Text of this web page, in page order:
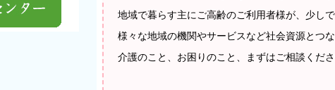
地域で暮らす主にご高齢のご利用者様が、少し
様々な地域の機関やサービスなど社会資源とつ
介護のこと、お困りのこと、まずはご相談くださ